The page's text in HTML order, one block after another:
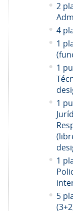
2
4
1
1
1
1
5